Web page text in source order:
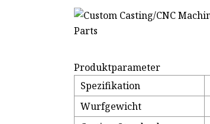
Produktparameter
Spezifikation
Wurfgewicht